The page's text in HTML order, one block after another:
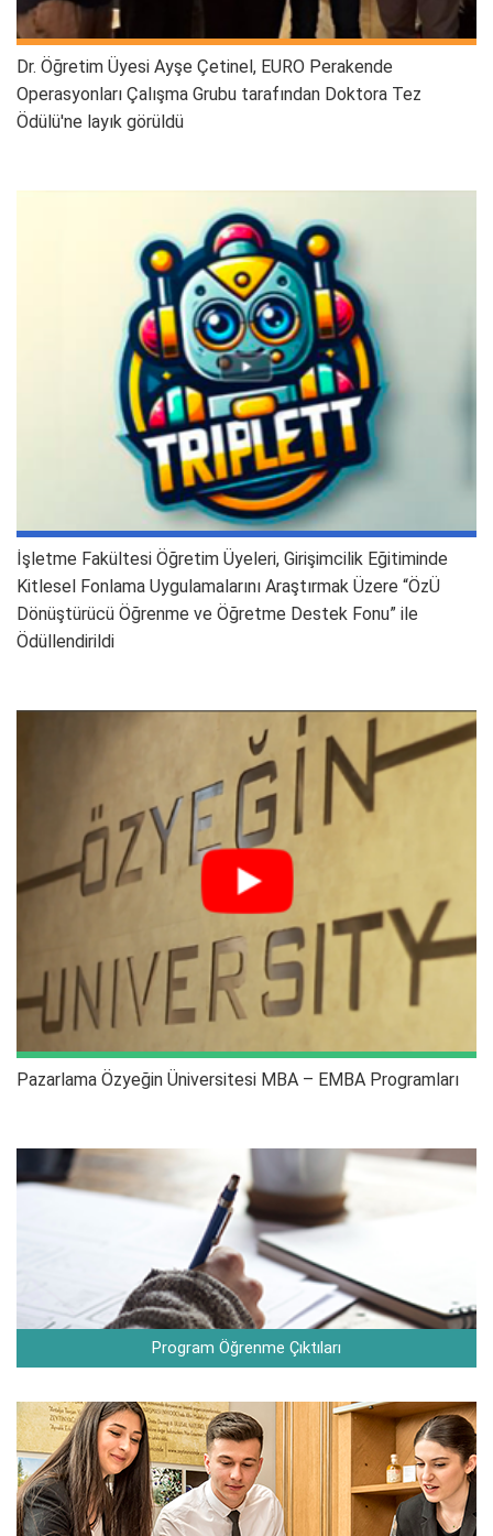
Dr. Öğretim Üyesi Ayşe Çetinel, EURO Perakende
Operasyonları Çalışma Grubu tarafından Doktora Tez
Ödülü'ne layık görüldü
İşletme Fakültesi Öğretim Üyeleri, Girişimcilik Eğitiminde
Kitlesel Fonlama Uygulamalarını Araştırmak Üzere “ÖzÜ
Dönüştürücü Öğrenme ve Öğretme Destek Fonu” ile
Ödüllendirildi
Pazarlama Özyeğin Üniversitesi MBA – EMBA Programları
Program Öğrenme Çıktıları